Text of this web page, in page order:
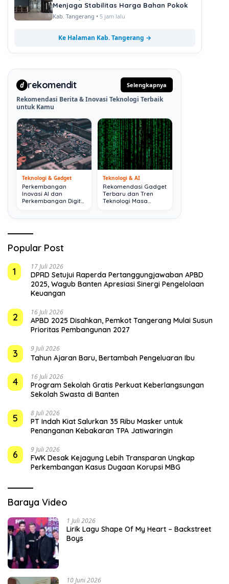
Menjaga Stabilitas Harga Bahan Pokok
Kab. Tangerang • 5 jam lalu
Ke Halaman Kab. Tangerang →
d rekomendit Selengkapnya
Rekomendasi Berita & Inovasi Teknologi Terbaik
untuk Kamu
Teknologi & Gadget
Perkembangan
Inovasi AI dan
Perkembangan Digital
Teknologi & AI
Rekomendasi Gadget
Terbaru dan Tren
Teknologi Masa
Popular Post
1
17 Juli 2026
DPRD Setujui Raperda Pertanggungjawaban APBD
2025, Wagub Banten Apresiasi Sinergi Pengelolaan
Keuangan
2 16 Juli 2026
APBD 2025 Disahkan, Pemkot Tangerang Mulai Susun
Prioritas Pembangunan 2027
3 9 Juli 2026
Tahun Ajaran Baru, Bertambah Pengeluaran Ibu
4 16 Juli 2026
Program Sekolah Gratis Perkuat Keberlangsungan
Sekolah Swasta di Banten
5 8 Juli 2026
PT Indah Kiat Salurkan 35 Ribu Masker untuk
Penanganan Kebakaran TPA Jatiwaringin
6 9 Juli 2026
FWK Desak Kejagung Lebih Transparan Ungkap
Perkembangan Kasus Dugaan Korupsi MBG
Baraya Video
1 Juli 2026
Lirik Lagu Shape Of My Heart – Backstreet
Boys
10 Juni 2026